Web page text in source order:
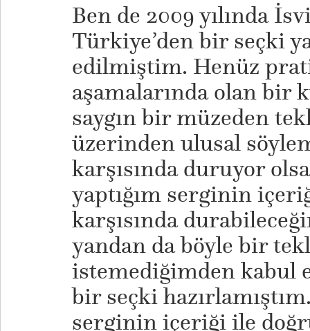
Ben de 2009 yılında
Türkiye’den bir seçki
edilmiştim. Henüz
aşamalarında olan bir
saygın bir müzeden
üzerinden ulusal
karşısında duruyor
yaptığım serginin
karşısında
yandan da böyle bir
istemediğimden kabul
bir seçki
serginin içeriği ile